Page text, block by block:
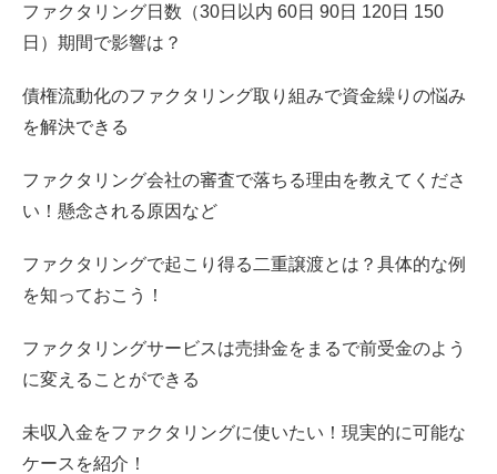
ファクタリング日数（30日以内 60日 90日 120日 150
日）期間で影響は？
債権流動化のファクタリング取り組みで資金繰りの悩み
を解決できる
ファクタリング会社の審査で落ちる理由を教えてくださ
い！懸念される原因など
ファクタリングで起こり得る二重譲渡とは？具体的な例
を知っておこう！
ファクタリングサービスは売掛金をまるで前受金のよう
に変えることができる
未収入金をファクタリングに使いたい！現実的に可能な
ケースを紹介！